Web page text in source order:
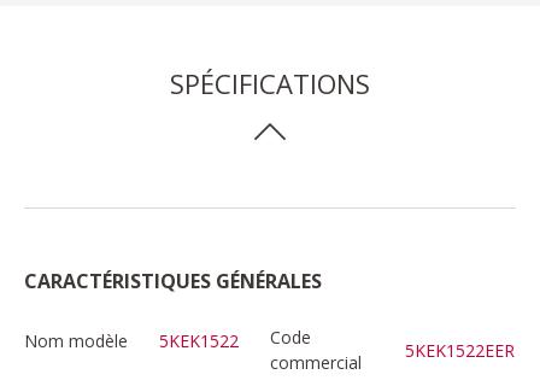
SPÉCIFICATIONS
CARACTÉRISTIQUES GÉNÉRALES
Nom modèle 5KEK1522
Code
commercial
5KEK1522EER